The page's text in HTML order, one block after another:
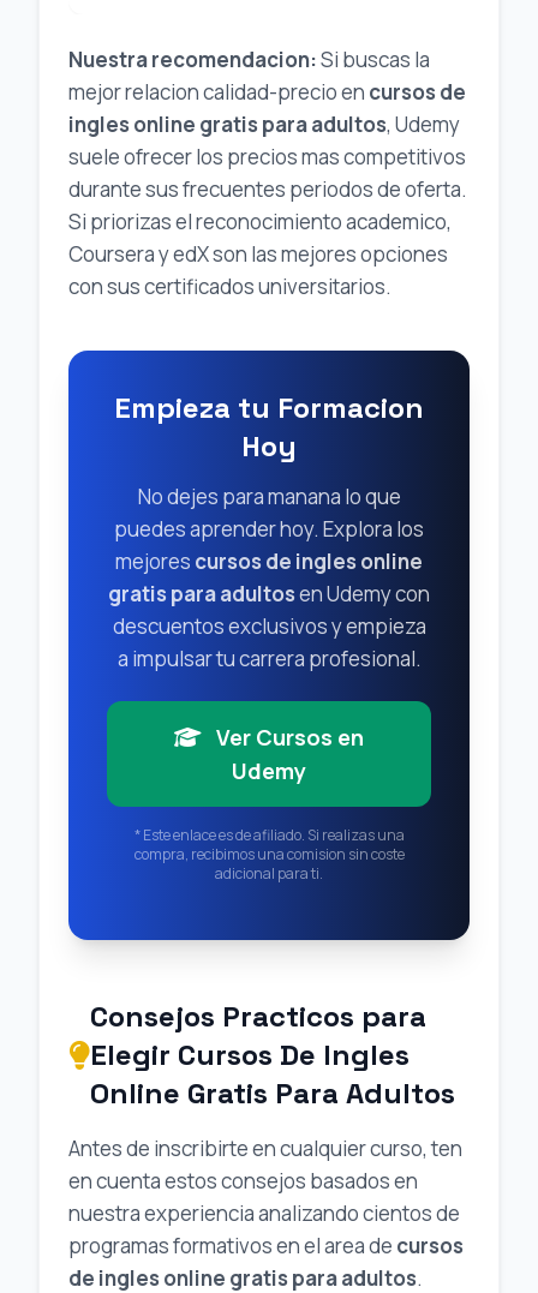
Nuestra recomendacion:Si buscas la
mejor relacion calidad-precio en cursos de
ingles online gratis para adultos, Udemy
suele ofrecer los precios mas competitivos
durante sus frecuentes periodos de oferta.
Si priorizas el reconocimiento academico,
Coursera y edX son las mejores opciones
con sus certificados universitarios.
Empieza tu Formacion
Hoy
No dejes para manana lo que
puedes aprender hoy. Explora los
mejores cursos de ingles online
gratis para adultosen Udemy con
descuentos exclusivos y empieza
a impulsar tu carrera profesional.
Ver Cursos en
Udemy
* Este enlace es de afiliado. Si realizas una
compra, recibimos una comision sin coste
adicional para ti.
Consejos Practicos para
Elegir Cursos De Ingles
Online Gratis Para Adultos
Antes de inscribirte en cualquier curso, ten
en cuenta estos consejos basados en
nuestra experiencia analizando cientos de
programas formativos en el area de cursos
de ingles online gratis para adultos.